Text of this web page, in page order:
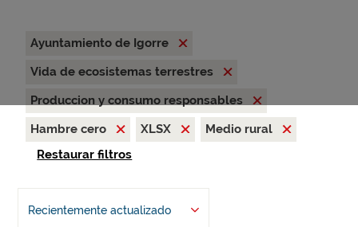
Ayuntamiento de Igorre
Vida de ecosistemas terrestres
Produccion y consumo responsables
Hambre cero
XLSX
Medio rural
Restaurar filtros
Recientemente actualizado